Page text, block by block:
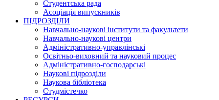
Студентська рада
Асоціація випускників
ПІДРОЗДІЛИ
Навчально-наукові інститути та факультети
Навчально-наукові центри
Адміністративно-управлінські
Освітньо-виховний та науковий процес
Адміністративно-господарські
Наукові підрозділи
Наукова бібліотека
Студмістечко